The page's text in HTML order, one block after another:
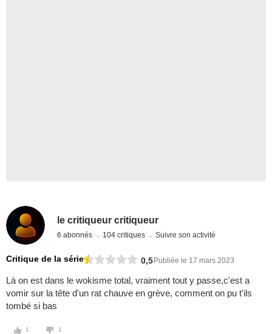
le critiqueur critiqueur
6 abonnés 104 critiques Suivre son activité
Critique de la série 0,5Publiée le 17 mars 2023
Là on est dans le wokisme total, vraiment tout y passe,c'est a
vomir sur la tête d'un rat chauve en grève, comment on pu t'ils
tombé si bas
1 1